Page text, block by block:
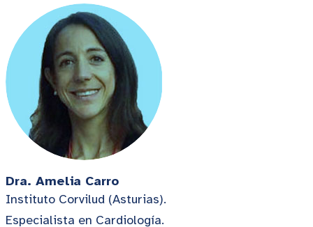
Dra. Amelia Carro
Instituto Corvilud (Asturias).
Especialista en Cardiología.